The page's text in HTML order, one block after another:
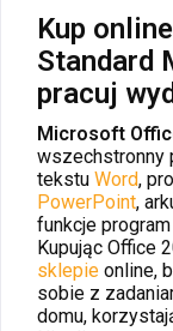
Kup
Standard
pracuj
Microsoft
wszechstronny
tekstu Word,
PowerPoint,
funkcje
Kupując Office
sklepie online,
sobie z
domu,